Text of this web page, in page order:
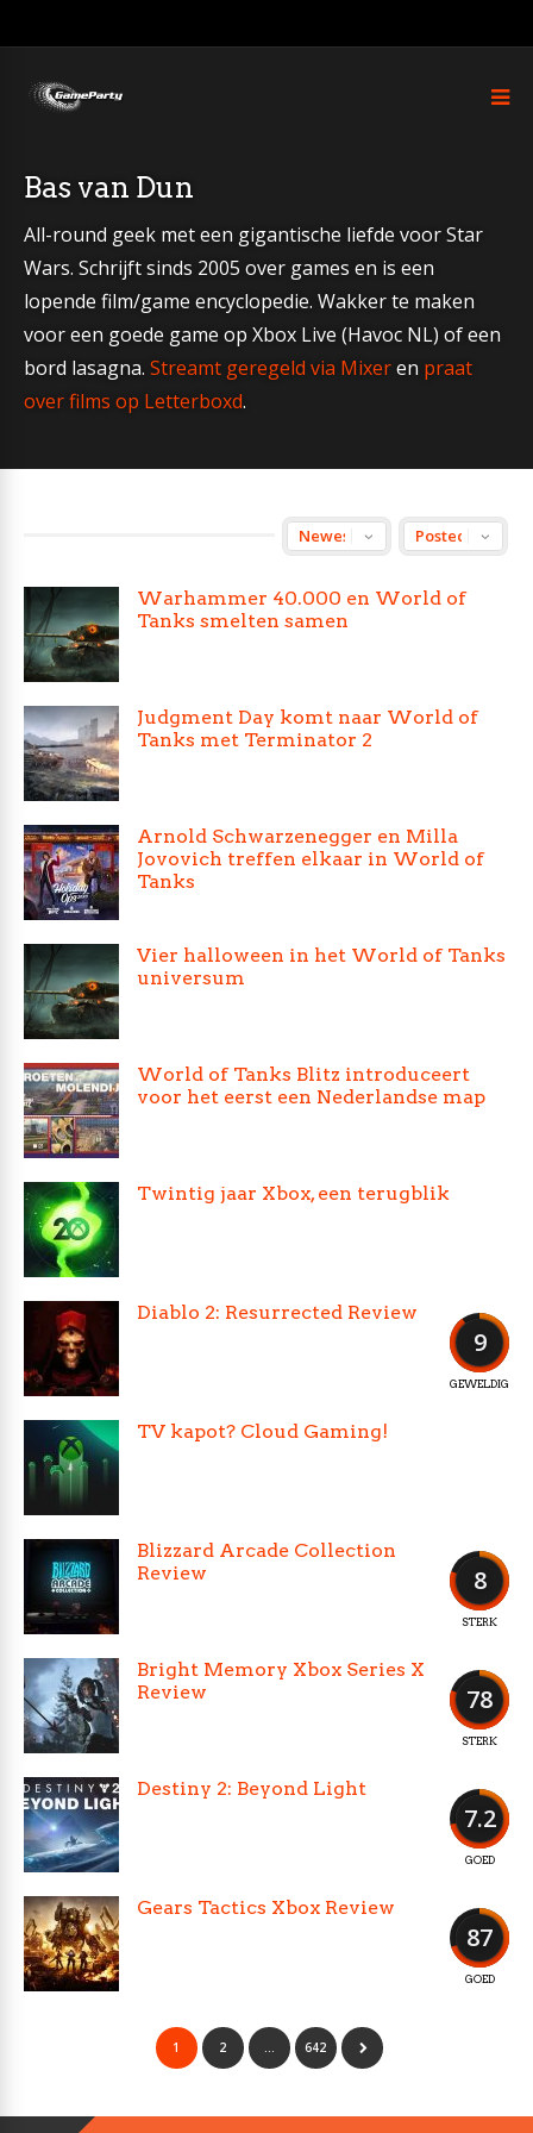
Bas van Dun
All-round geek met een gigantische liefde voor Star
Wars. Schrijft sinds 2005 over games en is een
lopende film/game encyclopedie. Wakker te maken
voor een goede game op Xbox Live (Havoc NL) of een
bord lasagna. Streamt geregeld via Mixeren praat
over films op Letterboxd.
Warhammer 40.000 en World of
Tanks smelten samen
Judgment Day komt naar World of
Tanks met Terminator 2
Arnold Schwarzenegger en Milla
Jovovich treffen elkaar in World of
Tanks
Vier halloween in het World of Tanks
universum
World of Tanks Blitz introduceert
voor het eerst een Nederlandse map
Twintig jaar Xbox, een terugblik
9
GEWELDIG
Diablo 2: Resurrected Review
TV kapot? Cloud Gaming!
8
STERK
Blizzard Arcade Collection
Review
78
STERK
Bright Memory Xbox Series X
Review
7.2
GOED
Destiny 2: Beyond Light
87
GOED
Gears Tactics Xbox Review
1 2 … 642